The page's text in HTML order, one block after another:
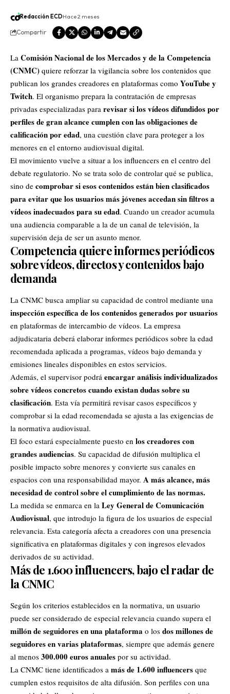
Redacción ECDHace 2 meses
Compartir
La Comisión Nacional de los Mercados y de la Competencia
(CNMC) quiere reforzar la vigilancia sobre los contenidos que
publican los grandes creadores en plataformas como YouTubey
Twitch. El organismo prepara la contratación de empresas
privadas especializadas para revisar si los vídeos difundidos por
perfiles de gran alcance cumplen con las obligaciones de
calificación por edad, una cuestión clave para proteger a los
menores en el entorno audiovisual digital.
El movimiento vuelve a situar a los influencers en el centro del
debate regulatorio. No se trata solo de controlar qué se publica,
sino de comprobar si esos contenidos están bien clasificados
para evitar que los usuarios más jóvenes accedan sin filtros a
vídeos inadecuados para su edad. Cuando un creador acumula
una audiencia comparable a la de un canal de televisión, la
supervisión deja de ser un asunto menor.
Competencia quiere informes periódicos
sobre vídeos, directos y contenidos bajo
demanda
La CNMC busca ampliar su capacidad de control mediante una
inspección específica de los contenidos generados por usuarios
en plataformas de intercambio de vídeos. La empresa
adjudicataria deberá elaborar informes periódicos sobre la edad
recomendada aplicada a programas, vídeos bajo demanda y
emisiones lineales disponibles en estos servicios.
Además, el supervisor podrá encargar análisis individualizados
sobre vídeos concretos cuando existan dudas sobre su
clasificación. Esta vía permitirá revisar casos específicos y
comprobar si la edad recomendada se ajusta a las exigencias de
la normativa audiovisual.
El foco estará especialmente puesto en los creadores con
grandes audiencias. Su capacidad de difusión multiplica el
posible impacto sobre menores y convierte sus canales en
espacios con una responsabilidad mayor. A más alcance, más
necesidad de control sobre el cumplimiento de las normas.
La medida se enmarca en la Ley General de Comunicación
Audiovisual, que introdujo la figura de los usuarios de especial
relevancia. Esta categoría afecta a creadores con una presencia
significativa en plataformas digitales y con ingresos elevados
derivados de su actividad.
Más de 1.600 influencers, bajo el radar de
la CNMC
Según los criterios establecidos en la normativa, un usuario
puede ser considerado de especial relevancia cuando supera el
millón de seguidores en una plataforma o los dos millones de
seguidores en varias plataformas, siempre que además genere
al menos 300.000 euros anuales por su actividad.
La CNMC tiene identificados a más de 1.600 influencers que
cumplen estos requisitos de alta difusión. Son perfiles con una